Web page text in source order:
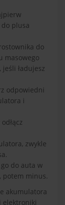
plusa
do
masowego
ładujesz
odpowiedni
i
zwykle
do auta w
potem minus.
akumulatora
elektroniki